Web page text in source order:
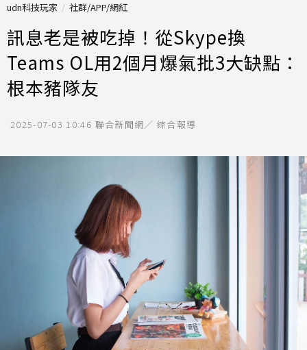
udn科技玩家 社群/APP/網紅
訊息老是被吃掉！從Skype換
Teams OL用2個月爆氣批3大缺點：
根本豬隊友
2025-07-03 10:46 聯合新聞網／ 綜合報導